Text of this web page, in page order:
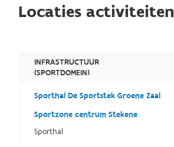
Locaties activiteiten
INFRASTRUCTUUR
(SPORTDOMEIN)
Sporthal De Sportstek Groene Zaal
Sportzone centrum Stekene
Sporthal